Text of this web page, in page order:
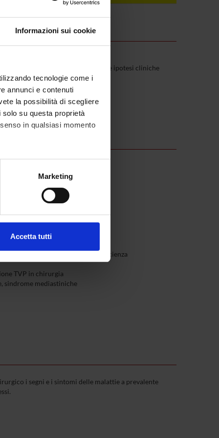
Informazioni sui cookie
tecnologie come i
annunci e contenuti
la possibilità di scegliere
su questa proprietà
in qualsiasi momento
metro,
che hai fornito loro o
Marketing
Accetta tutti
ed di gestire di conseguenza le ipotesi cliniche
del programma
delle principali patologie
ano, prolasso rettale
arteriopatie diabetica, insufficienza
TVP in chirurgia
sindrome mediastiniche
i segni e i sintomi delle malattie a prevalente